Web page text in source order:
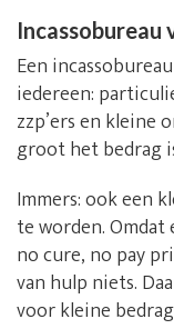
Een
iedereen:
zzp’ers en kleine
groot het bedrag
Immers: ook een
te worden. Omdat
no cure, no pay
van hulp niets.
voor kleine